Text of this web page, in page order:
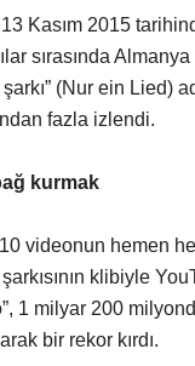
Kasım 2015
sırasında
(Nur ein Lied)
fazla izlendi.
kurmak
videonun hemen
klibiyle
1 milyar 200
bir rekor kırdı.